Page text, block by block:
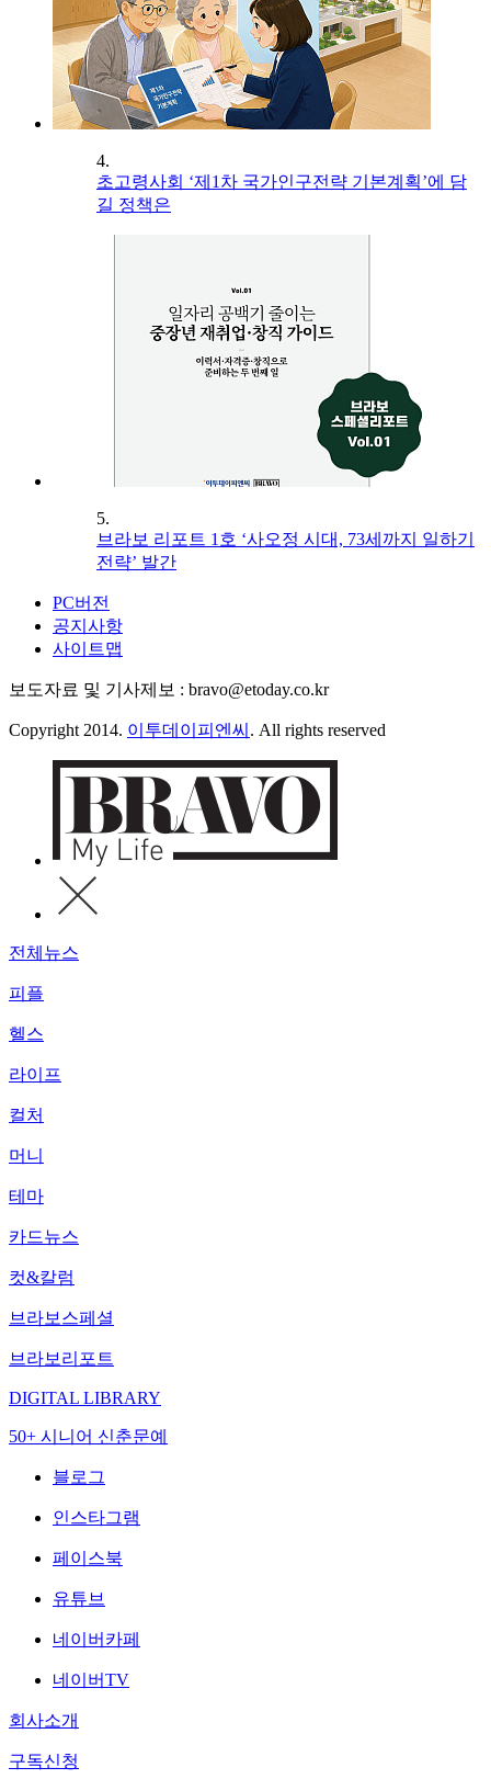
4.
초고령사회 ‘제1차 국가인구전략 기본계획’에 담
길 정책은
5.
브라보 리포트 1호 ‘사오정 시대, 73세까지 일하기
전략’ 발간
PC버전
공지사항
사이트맵
보도자료 및 기사제보 : bravo@etoday.co.kr
Copyright 2014. 이투데이피엔씨 . All rights reserved
전체뉴스
피플
헬스
라이프
컬처
머니
테마
카드뉴스
컷&칼럼
브라보스페셜
브라보리포트
DIGITAL LIBRARY
50+ 시니어 신춘문예
블로그
인스타그램
페이스북
유튜브
네이버카페
네이버TV
회사소개
구독신청